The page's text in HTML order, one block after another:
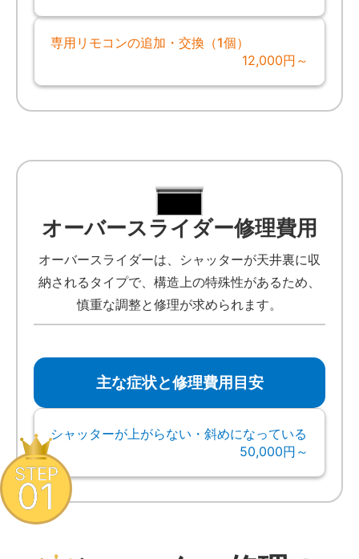
専用リモコンの追加・交換（1個）
12,000円～
オーバースライダー修理費用
オーバースライダーは、シャッターが天井裏に収
納されるタイプで、構造上の特殊性があるため、
慎重な調整と修理が求められます。
主な症状と修理費用目安
シャッターが上がらない・斜めになっている
50,000円～
STEP
01